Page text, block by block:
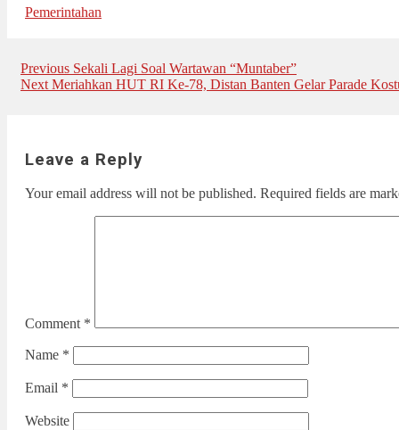
Pemerintahan
Post
navigation
Previous Previous
post:
Sekali Lagi Soal Wartawan “Muntaber”
Next Next
Meriahkan HUT RI Ke-78, Distan Banten Gelar Parade
Leave a Reply
Your email address will not be published. Required fields are
Comment *
Name *
Email *
Website